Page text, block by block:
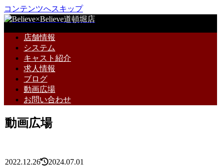
コンテンツへスキップ
店舗情報
システム
キャスト紹介
求人情報
ブログ
動画広場
お問い合わせ
動画広場
2022.12.26
2024.07.01